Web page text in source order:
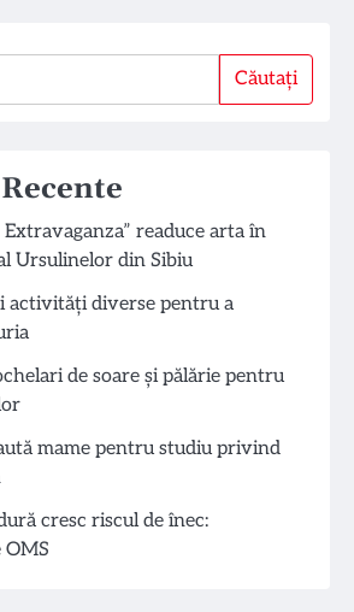
Căutați
readuce arta în
Ursulinelor din Sibiu
activități diverse pentru a
de soare și pălărie pentru
mame pentru studiu privind
cresc riscul de înec: